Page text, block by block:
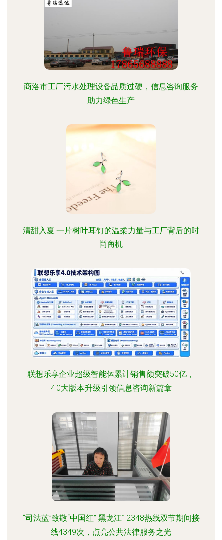
商洛市工厂污水处理设备品质过硬，信息咨询服务
助力绿色生产
清甜入夏 一片树叶耳钉的温柔力量与工厂背后的时
尚商机
联想乐享企业超级智能体累计销售额突破50亿，
4.0大版本升级引领信息咨询新篇章
“司法蓝”致敬“中国红” 黑龙江12348热线双节期间接
线4349次，点亮公共法律服务之光